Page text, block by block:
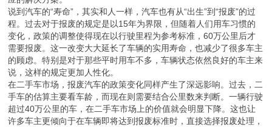
说到汽车的“寿命”，其实和人一样，汽车也有从“出生”到“报废”的过
程。过去对于报废的规定是以15年为界限，但随着人们用车习惯的
变化，政策的调整使得现在以行驶里程为参考标准，60万公里后才
需要报废。这一改变大大延长了车辆的实用寿命，也减少了很多车主
的顾虑。特别是对于那些平时用车不多，车辆状态依然良好的车主来
说，这样的规定更加人性化。
在二手车市场，报废汽车的政策变化同样产生了深远影响。过去，二
手车的估算主要看车龄，而现在则需要结合公里数来判断。一辆行驶
超过40万公里的车，在二手车市场上的价值就会明显下降。这也让
许多车主更倾向于在车辆即将达到报废标准时，直接选择报废处理，